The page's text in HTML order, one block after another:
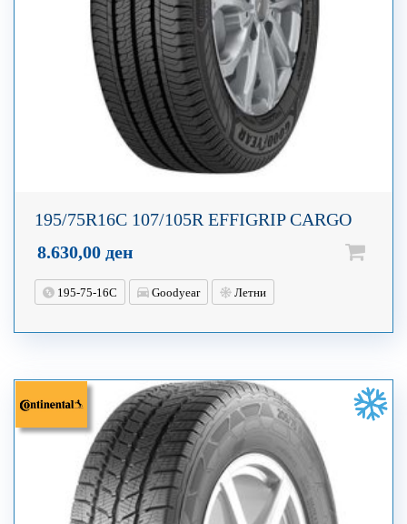
195/75R16C 107/105R EFFIGRIP CARGO
8.630,00 ден
195-75-16C Goodyear Летни